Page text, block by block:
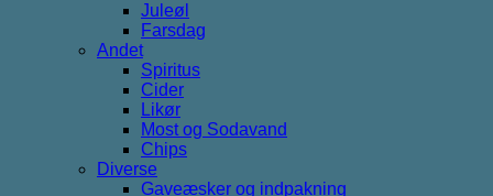
Juleøl
Farsdag
Andet
Spiritus
Cider
Likør
Most og Sodavand
Chips
Diverse
Gaveæsker og indpakning